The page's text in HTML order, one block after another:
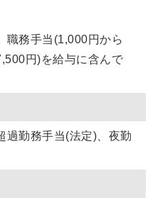
職務手当(1,000円から
円)を給与に含んで
過勤務手当(法定)、夜勤